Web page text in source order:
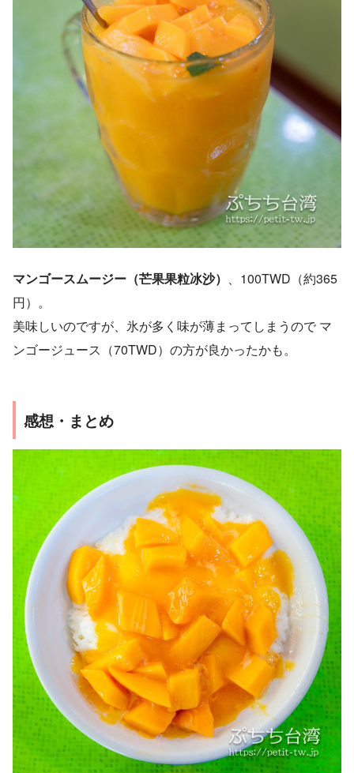
マンゴースムージー（芒果果粒冰沙） 、100TWD（約365
円）。
美味しいのですが、氷が多く味が薄まってしまうので マ
ンゴージュース（70TWD）の方が良かったかも。
感想・まとめ